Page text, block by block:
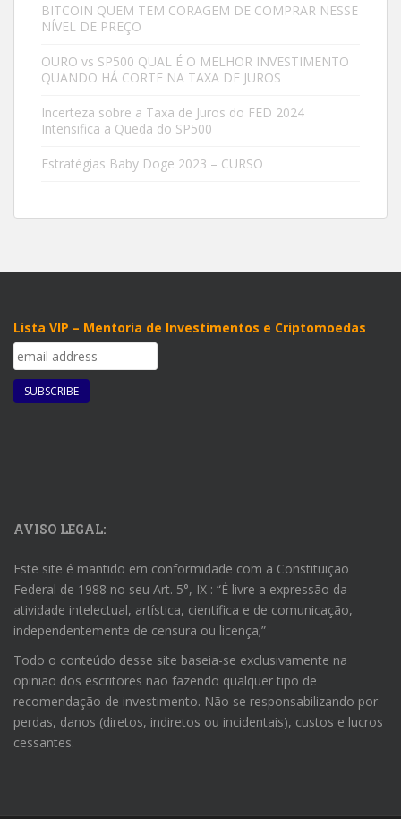
BITCOIN QUEM TEM CORAGEM DE COMPRAR NESSE
NÍVEL DE PREÇO
OURO vs SP500 QUAL É O MELHOR INVESTIMENTO
QUANDO HÁ CORTE NA TAXA DE JUROS
Incerteza sobre a Taxa de Juros do FED 2024
Intensifica a Queda do SP500
Estratégias Baby Doge 2023 – CURSO
Lista VIP – Mentoria de Investimentos e Criptomoedas
AVISO LEGAL:
Este site é mantido em conformidade com a Constituição
Federal de 1988 no seu Art. 5°, IX : “É livre a expressão da
atividade intelectual, artística, científica e de comunicação,
independentemente de censura ou licença;”
Todo o conteúdo desse site baseia-se exclusivamente na
opinião dos escritores não fazendo qualquer tipo de
recomendação de investimento. Não se responsabilizando por
perdas, danos (diretos, indiretos ou incidentais), custos e lucros
cessantes.